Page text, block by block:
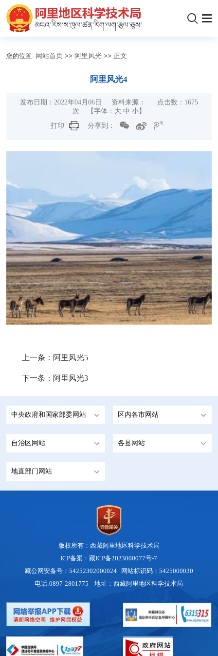
您的位置: 网站首页 >> 阿里风光 >> 正文
阿里风光4
发布日期：2022年04月06日 资料来源： 点击数： 1675
次
【字体： 大 中 小】
打印
分享到：
上一条： 阿里风光5
下一条： 阿里风光3
中央政府和国家部委网站 区内各市网站
自治区网站 各县网站
地直部门网站
版权所有：西藏阿里地区科学技术局
ICP备案：藏ICP备2023000077号-7
藏公网安备号： 54252302000024网站标识码：5425000030
电话:0897-2801775 地址：西藏阿里地区科学技术局